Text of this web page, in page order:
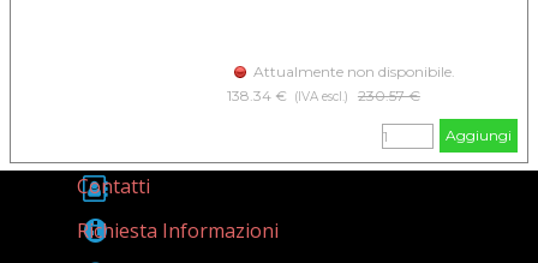
Attualmente non disponibile.
138.34 €
(IVA escl.) Prezzo senza sconto
230.57 €
Aggiungi
Contatti
Richiesta Informazioni